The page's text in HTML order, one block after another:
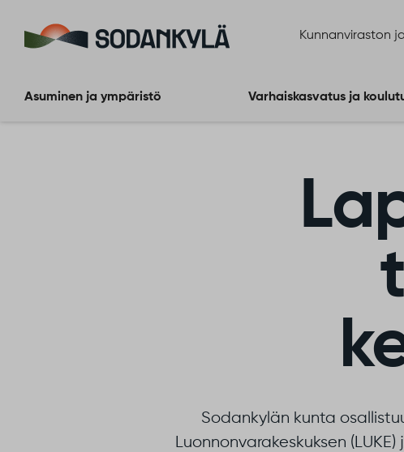
Kunnanviraston
Asuminen ja ympäristö Varhaiskasvatus ja
Sodankylän kunta
Luonnonvarakeskuksen